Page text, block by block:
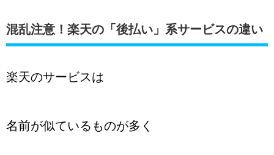
混乱注意！楽天の「後払い」系サービスの違い
楽天のサービスは
名前が似ているものが多く